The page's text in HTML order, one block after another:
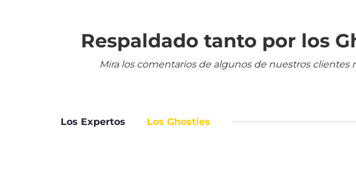
Respaldado tanto por los
Mira los comentarios de algunos de nuestros clientes
Los Expertos Los Ghosties